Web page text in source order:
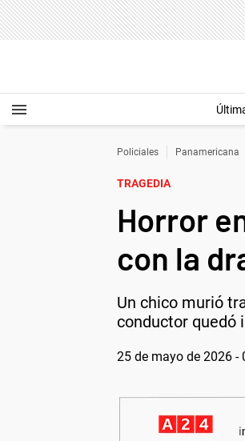
Policiales Panamericana
TRAGEDIA
Horror
con la
Un chico murió
conductor quedó
25 de mayo de 2026 -